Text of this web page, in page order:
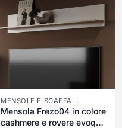
MENSOLE E SCAFFALI
Mensola Frezo04 in colore
cashmere e rovere evoque